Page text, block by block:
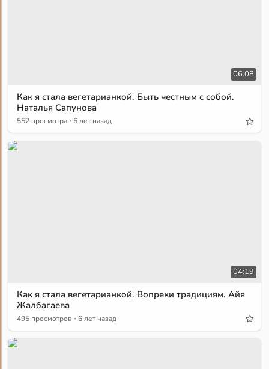
06:08
Как я стала вегетарианкой. Быть честным с собой.
Наталья Сапунова
552 просмотра · 6 лет назад
04:19
Как я стала вегетарианкой. Вопреки традициям. Айя
Жалбагаева
495 просмотров · 6 лет назад